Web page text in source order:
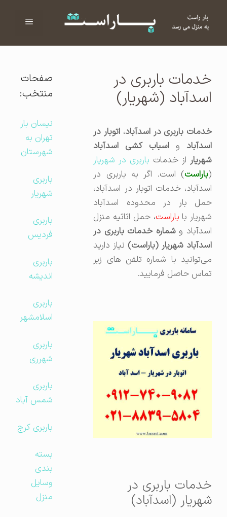
فهرست
خدمات باربری در
اسدآباد (شهریار)
خدمات باربری در اسدآباد،اتوبار در
اسدآبادو اسباب کشی اسدآباد
شهریاراز خدماتباربری در شهریار
باراست) است. اگر به باربری در
اسدآباد، خدمات اتوبار در اسدآباد،
حمل بار در محدوده اسدآباد
شهریار باباراست، حمل اثاثیه منزل
اسدآباد وشماره خدمات باربری در
اسدآباد شهریار (باراست)نیاز دارید
می‌توانید با شماره تلفن های زیر
تماس حاصل فرمایید.
خدمات باربری در
شهریار (اسدآباد)
صفحات
منتخب:
نیسان بار
تهران به
شهرستان
باربری
شهریار
باربری
فردیس
باربری
اندیشه
باربری
اسلامشهر
باربری
شهرری
باربری
شمس آباد
باربری کرج
بسته
بندی
وسایل
منزل